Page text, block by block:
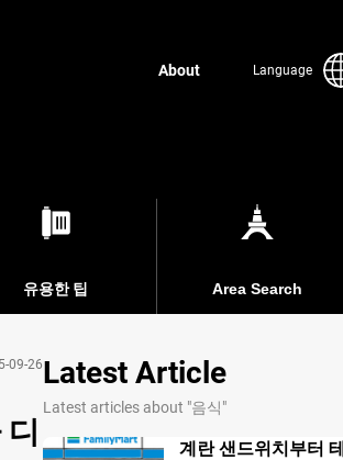
About Language
유용한 팁 Area Search
09-26Latest Article
Latest articles about "음식"
계란 샌드위치부터